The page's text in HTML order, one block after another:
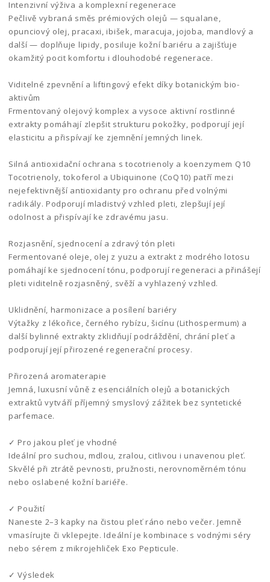
Intenzivní výživa a komplexní regenerace
Pečlivě vybraná směs prémiových olejů — squalane,
opunciový olej, pracaxi, ibišek, maracuja, jojoba, mandlový a
další — doplňuje lipidy, posiluje kožní bariéru a zajišťuje
okamžitý pocit komfortu i dlouhodobé regenerace.
Viditelné zpevnění a liftingový efekt díky botanickým bio-
aktivům
Frmentovaný olejový komplex a vysoce aktivní rostlinné
extrakty pomáhají zlepšit strukturu pokožky, podporují její
elasticitu a přispívají ke zjemnění jemných linek.
Silná antioxidační ochrana s tocotrienoly a koenzymem Q10
Tocotrienoly, tokoferol a Ubiquinone (CoQ10) patří mezi
nejefektivnější antioxidanty pro ochranu před volnými
radikály. Podporují mladistvý vzhled pleti, zlepšují její
odolnost a přispívají ke zdravému jasu.
Rozjasnění, sjednocení a zdravý tón pleti
Fermentované oleje, olej z yuzu a extrakt z modrého lotosu
pomáhají ke sjednocení tónu, podporují regeneraci a přinášejí
pleti viditelně rozjasněný, svěží a vyhlazený vzhled.
Uklidnění, harmonizace a posílení bariéry
Výtažky z lékořice, černého rybízu, šicínu (Lithospermum) a
další bylinné extrakty zklidňují podráždění, chrání pleť a
podporují její přirozené regenerační procesy.
Přirozená aromaterapie
Jemná, luxusní vůně z esenciálních olejů a botanických
extraktů vytváří příjemný smyslový zážitek bez syntetické
parfemace.
✓ Pro jakou pleť je vhodné
Ideální pro suchou, mdlou, zralou, citlivou i unavenou pleť.
Skvělé při ztrátě pevnosti, pružnosti, nerovnoměrném tónu
nebo oslabené kožní bariéře.
✓ Použití
Naneste 2–3 kapky na čistou pleť ráno nebo večer. Jemně
vmasírujte či vklepejte. Ideální je kombinace s vodnými séry
nebo sérem z mikrojehliček Exo Pepticule.
✓ Výsledek